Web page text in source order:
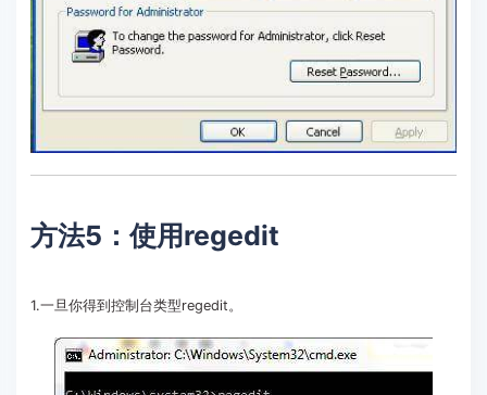
方法5：使用regedit
1.一旦你得到控制台类型regedit。